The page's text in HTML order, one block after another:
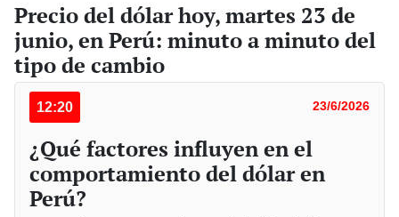
Precio del dólar hoy, martes 23 de
junio, en Perú: minuto a minuto del
tipo de cambio
12:20 23/6/2026
¿Qué factores influyen en el
comportamiento del dólar en
Perú?